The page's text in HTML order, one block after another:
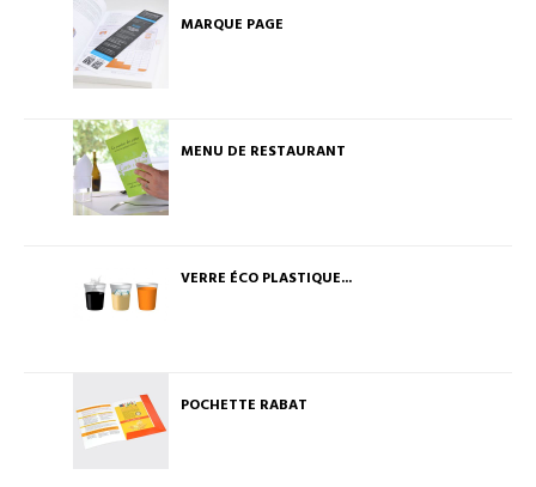
MARQUE PAGE
MENU DE RESTAURANT
VERRE ÉCO PLASTIQUE...
POCHETTE RABAT